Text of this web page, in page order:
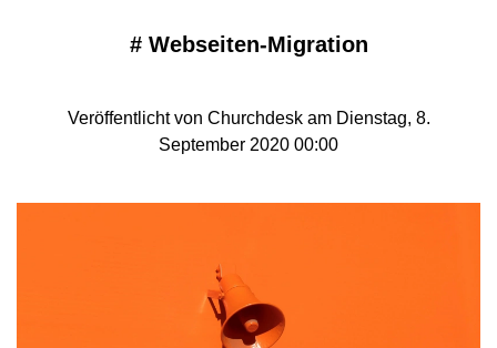
# Webseiten-Migration
Veröffentlicht von Churchdesk am Dienstag, 8.
September 2020 00:00